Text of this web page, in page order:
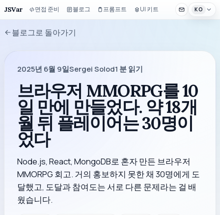
JSVar 면접 준비 블로그 프롬프트 UI 키트 KO
블로그로 돌아가기
2025년 6월 9일Sergei Solod1 분 읽기
브라우저 MMORPG를 10
일 만에 만들었다. 약 18개
월 뒤 플레이어는 30명이
었다
Node.js, React, MongoDB로 혼자 만든 브라우저
MMORPG 회고. 거의 홍보하지 못한 채 30명에게 도
달했고, 도달과 참여도는 서로 다른 문제라는 걸 배
웠습니다.